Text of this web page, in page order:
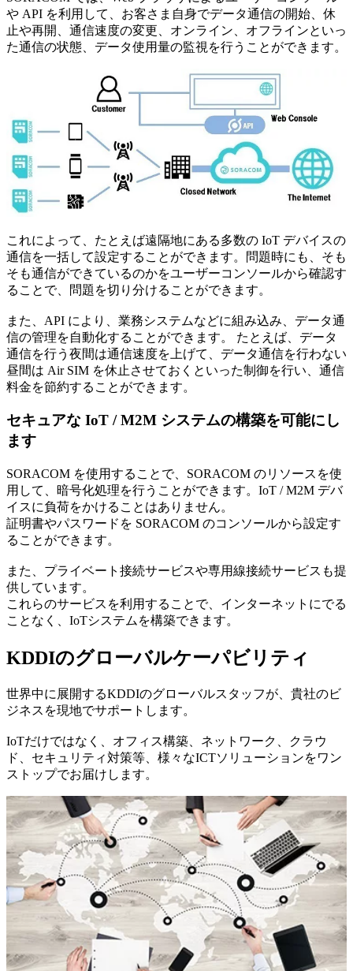
や API を利用して、お客さま自身でデータ通信の開始、休
止や再開、通信速度の変更、オンライン、オフラインといっ
た通信の状態、データ使用量の監視を行うことができます。
これによって、たとえば遠隔地にある多数の IoT デバイスの
通信を一括して設定することができます。問題時にも、そも
そも通信ができているのかをユーザーコンソールから確認す
ることで、問題を切り分けることができます。
また、API により、業務システムなどに組み込み、データ通
信の管理を自動化することができます。 たとえば、データ
通信を行う夜間は通信速度を上げて、データ通信を行わない
昼間は Air SIM を休止させておくといった制御を行い、通信
料金を節約することができます。
セキュアな IoT / M2M システムの構築を可能にし
ます
SORACOM を使用することで、SORACOM のリソースを使
用して、暗号化処理を行うことができます。IoT / M2M デバ
イスに負荷をかけることはありません。
証明書やパスワードを SORACOM のコンソールから設定す
ることができます。
また、プライベート接続サービスや専用線接続サービスも提
供しています。
これらのサービスを利用することで、インターネットにでる
ことなく、IoTシステムを構築できます。
KDDIのグローバルケーパビリティ
世界中に展開するKDDIのグローバルスタッフが、貴社のビ
ジネスを現地でサポートします。
IoTだけではなく、オフィス構築、ネットワーク、クラウ
ド、セキュリティ対策等、様々なICTソリューションをワン
ストップでお届けします。